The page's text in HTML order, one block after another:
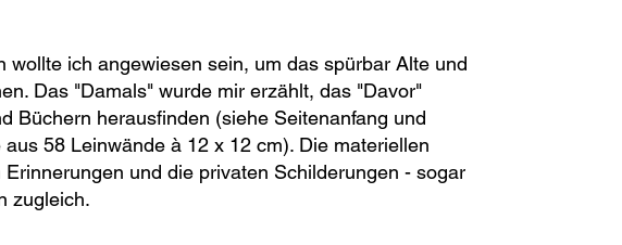
ich angewiesen sein, um das spürbar Alte und
Das "Damals" wurde mir erzählt, das "Davor"
Büchern herausfinden (siehe Seitenanfang und
58 Leinwände à 12 x 12 cm). Die materiellen
und die privaten Schilderungen - sogar
zugleich.